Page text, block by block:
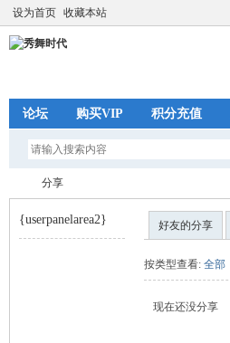
设为首页 收藏本站
论坛 购买VIP 积分充值
分享
{userpanelarea2} 好友的分享
按类型查看: 全部
现在还没分享